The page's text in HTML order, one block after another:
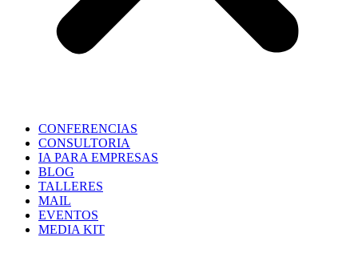
CONFERENCIAS
CONSULTORIA
IA PARA EMPRESAS
BLOG
TALLERES
MAIL
EVENTOS
MEDIA KIT